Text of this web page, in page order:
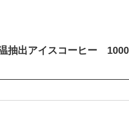
抽出アイスコーヒー